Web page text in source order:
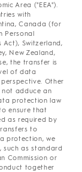
Area ("EEA").
with
Canada (for
Personal
Act), Switzerland,
New Zealand,
the transfer is
of data
Other
not adduce an
protection law
ensure that
as required by
to
protection, we
as standard
Commission or
together